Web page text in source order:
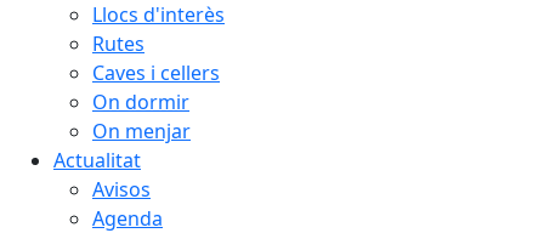
Llocs d'interès
Rutes
Caves i cellers
On dormir
On menjar
Actualitat
Avisos
Agenda